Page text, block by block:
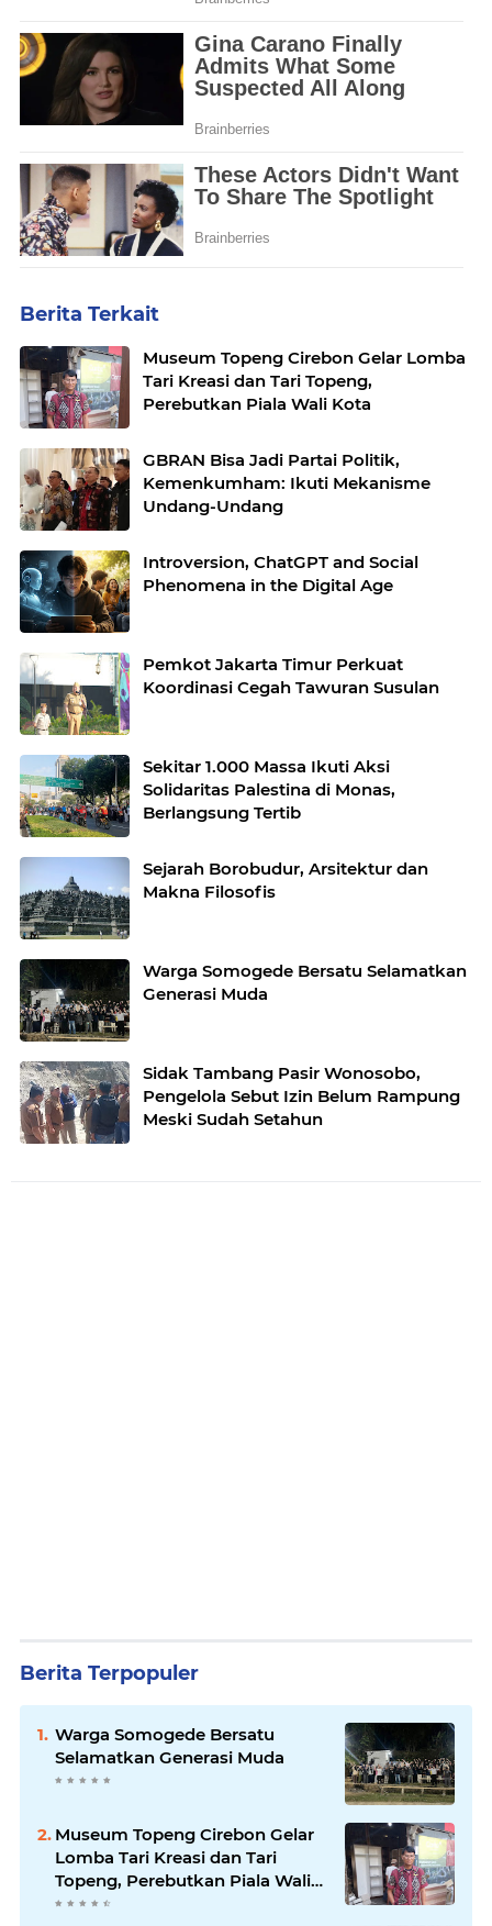
Berita Terkait
Museum Topeng Cirebon Gelar Lomba
Tari Kreasi dan Tari Topeng,
Perebutkan Piala Wali Kota
GBRAN Bisa Jadi Partai Politik,
Kemenkumham: Ikuti Mekanisme
Undang-Undang
Introversion, ChatGPT and Social
Phenomena in the Digital Age
Pemkot Jakarta Timur Perkuat
Koordinasi Cegah Tawuran Susulan
Sekitar 1.000 Massa Ikuti Aksi
Solidaritas Palestina di Monas,
Berlangsung Tertib
Sejarah Borobudur, Arsitektur dan
Makna Filosofis
Warga Somogede Bersatu Selamatkan
Generasi Muda
Sidak Tambang Pasir Wonosobo,
Pengelola Sebut Izin Belum Rampung
Meski Sudah Setahun
Berita Terpopuler
Warga Somogede Bersatu
Selamatkan Generasi Muda
Museum Topeng Cirebon Gelar
Lomba Tari Kreasi dan Tari
Topeng, Perebutkan Piala Wali
Kota